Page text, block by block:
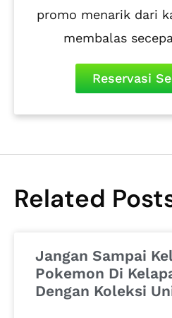
promo menarik dari
membalas
Reservasi
Related
Jangan Sampai
Pokemon Di
Dengan Koleksi